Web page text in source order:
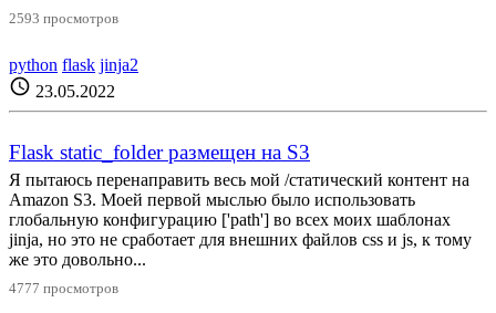
2593 просмотров
python flask jinja2
schedule 23.05.2022
Flask static_folder размещен на S3
Я пытаюсь перенаправить весь мой /статический контент на
Amazon S3. Моей первой мыслью было использовать
глобальную конфигурацию ['path'] во всех моих шаблонах
jinja, но это не сработает для внешних файлов css и js, к тому
же это довольно...
4777 просмотров